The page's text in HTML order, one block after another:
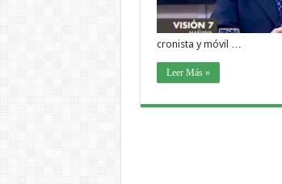
cronista y móvil …
Leer Más »